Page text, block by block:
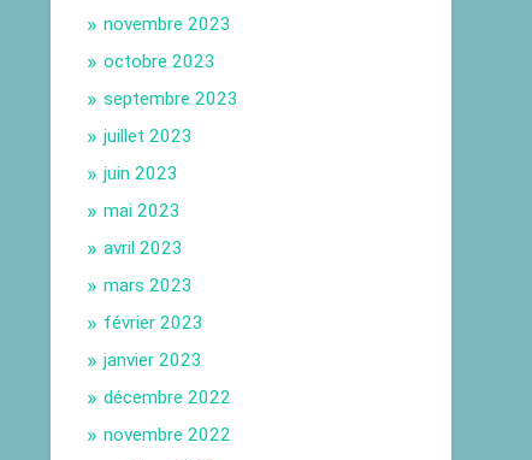
novembre 2023
octobre 2023
septembre 2023
juillet 2023
juin 2023
mai 2023
avril 2023
mars 2023
février 2023
janvier 2023
décembre 2022
novembre 2022